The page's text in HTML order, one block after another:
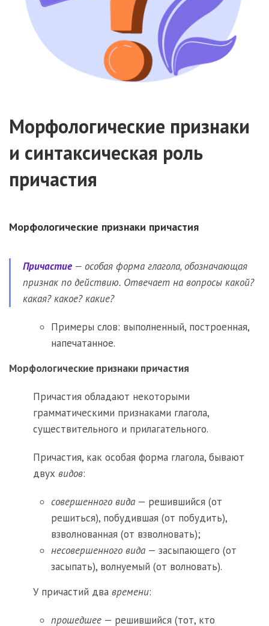
Морфологические признаки
и синтаксическая роль
причастия
Морфологические признаки причастия
Причастие — особая форма глагола, обозначающая
признак по действию. Отвечает на вопросы какой?
какая? какое? какие?
Примеры слов: выполненный, построенная,
напечатанное.
Морфологические признаки причастия
Причастия обладают некоторыми
грамматическими признаками глагола,
существительного и прилагательного.
Причастия, как особая форма глагола, бывают
двух видов:
совершенного вида — решившийся (от
решиться), побудившая (от побудить),
взволнованная (от взволновать);
несовершенного вида — засыпающего (от
засыпать), волнуемый (от волновать).
У причастий два времени:
прошедшее — решившийся (тот, кто